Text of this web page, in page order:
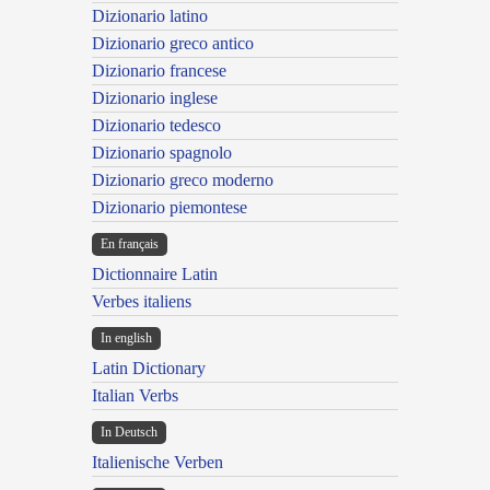
Dizionario latino
Dizionario greco antico
Dizionario francese
Dizionario inglese
Dizionario tedesco
Dizionario spagnolo
Dizionario greco moderno
Dizionario piemontese
En français
Dictionnaire Latin
Verbes italiens
In english
Latin Dictionary
Italian Verbs
In Deutsch
Italienische Verben